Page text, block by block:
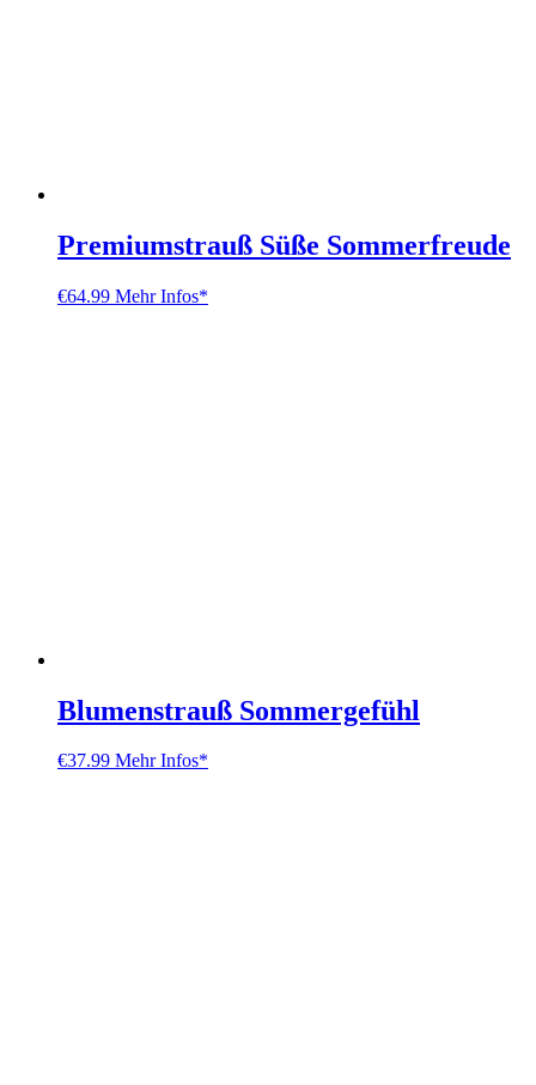
Premiumstrauß Süße Sommerfreude
€64.99 Mehr Infos*
Blumenstrauß Sommergefühl
€37.99 Mehr Infos*